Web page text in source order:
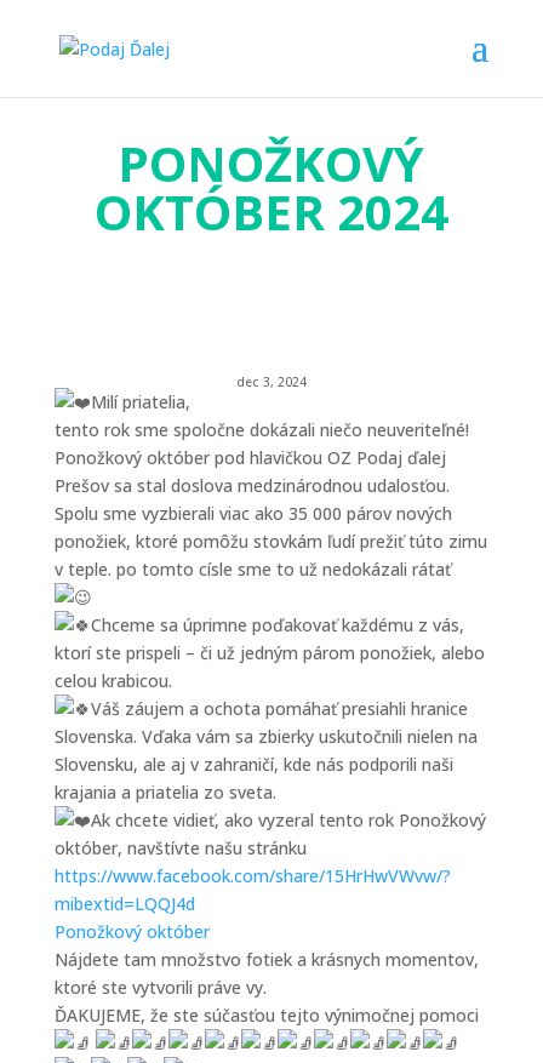
PONOŽKOVÝ
OKTÓBER 2024
dec 3, 2024
Milí priatelia,
tento rok sme spoločne dokázali niečo neuveriteľné!
Ponožkový október pod hlavičkou OZ Podaj ďalej
Prešov sa stal doslova medzinárodnou udalosťou.
Spolu sme vyzbierali viac ako 35 000 párov nových
ponožiek, ktoré pomôžu stovkám ľudí prežiť túto zimu
v teple. po tomto císle sme to už nedokázali rátať
Chceme sa úprimne poďakovať každému z vás,
ktorí ste prispeli – či už jedným párom ponožiek, alebo
celou krabicou.
Váš záujem a ochota pomáhať presiahli hranice
Slovenska. Vďaka vám sa zbierky uskutočnili nielen na
Slovensku, ale aj v zahraničí, kde nás podporili naši
krajania a priatelia zo sveta.
Ak chcete vidieť, ako vyzeral tento rok Ponožkový
október, navštívte našu stránku
https://www.facebook.com/share/15HrHwVWvw/?
mibextid=LQQJ4d
Ponožkový október
Nájdete tam množstvo fotiek a krásnych momentov,
ktoré ste vytvorili práve vy.
ĎAKUJEME, že ste súčasťou tejto výnimočnej pomoci